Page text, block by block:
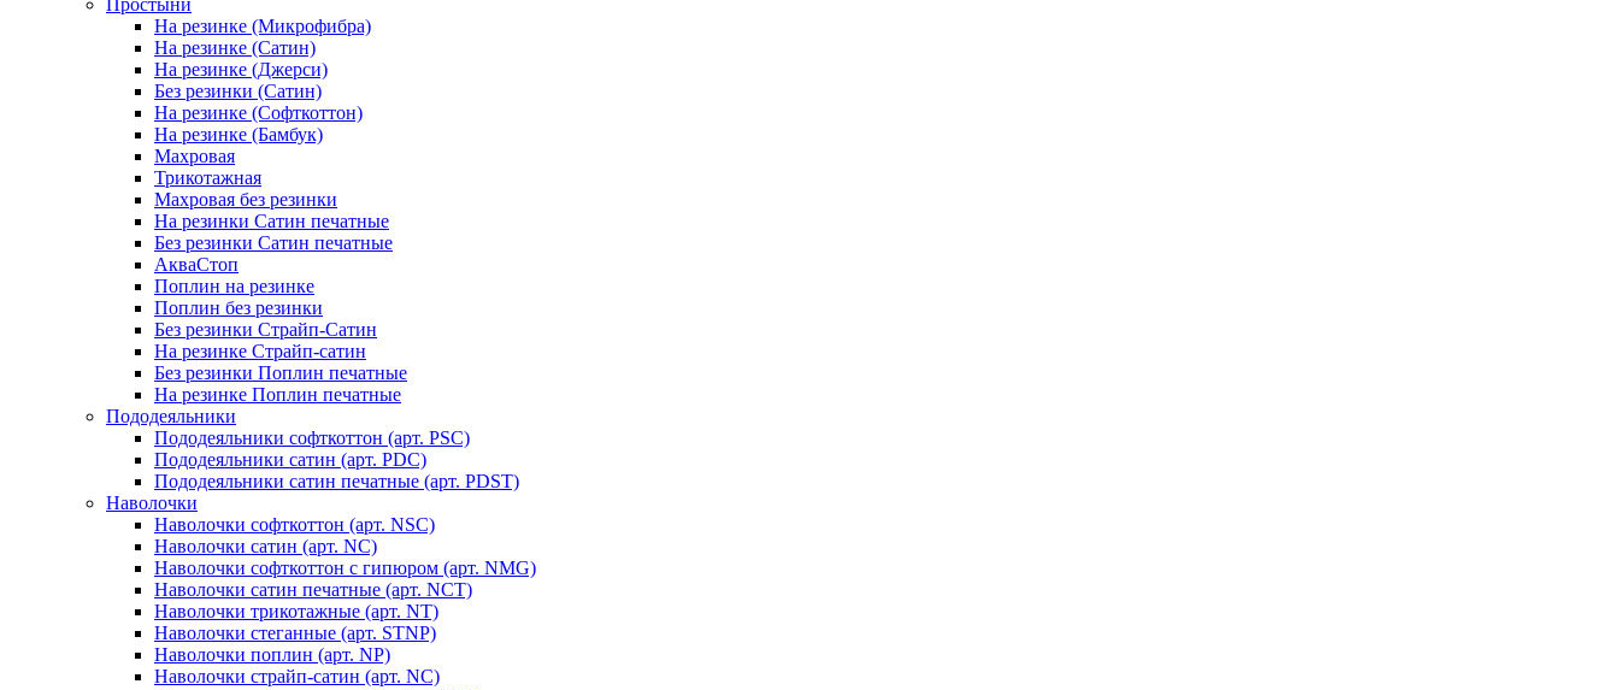
Простыни
На резинке (Микрофибра)
На резинке (Сатин)
На резинке (Джерси)
Без резинки (Сатин)
На резинке (Софткоттон)
На резинке (Бамбук)
Махровая
Трикотажная
Махровая без резинки
На резинки Сатин печатные
Без резинки Сатин печатные
АкваСтоп
Поплин на резинке
Поплин без резинки
Без резинки Страйп-Сатин
На резинке Страйп-сатин
Без резинки Поплин печатные
На резинке Поплин печатные
Пододеяльники
Пододеяльники софткоттон (арт. PSC)
Пододеяльники сатин (арт. PDC)
Пододеяльники сатин печатные (арт. PDST)
Наволочки
Наволочки софткоттон (арт. NSC)
Наволочки сатин (арт. NC)
Наволочки софткоттон с гипюром (арт. NMG)
Наволочки сатин печатные (арт. NCT)
Наволочки трикотажные (арт. NT)
Наволочки стеганные (арт. STNP)
Наволочки поплин (арт. NP)
Наволочки страйп-сатин (арт. NC)